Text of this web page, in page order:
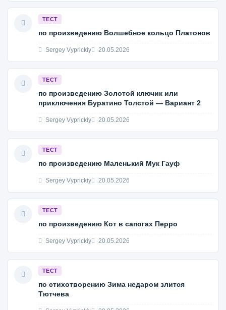
ТЕСТ
по произведению Волшебное кольцо Платонов
Sergey Vyprickiy 20.05.2026
ТЕСТ
по произведению Золотой ключик или
приключения Буратино Толстой — Вариант 2
Sergey Vyprickiy 20.05.2026
ТЕСТ
по произведению Маленький Мук Гауф
Sergey Vyprickiy 20.05.2026
ТЕСТ
по произведению Кот в сапогах Перро
Sergey Vyprickiy 20.05.2026
ТЕСТ
по стихотворению Зима недаром злится
Тютчева